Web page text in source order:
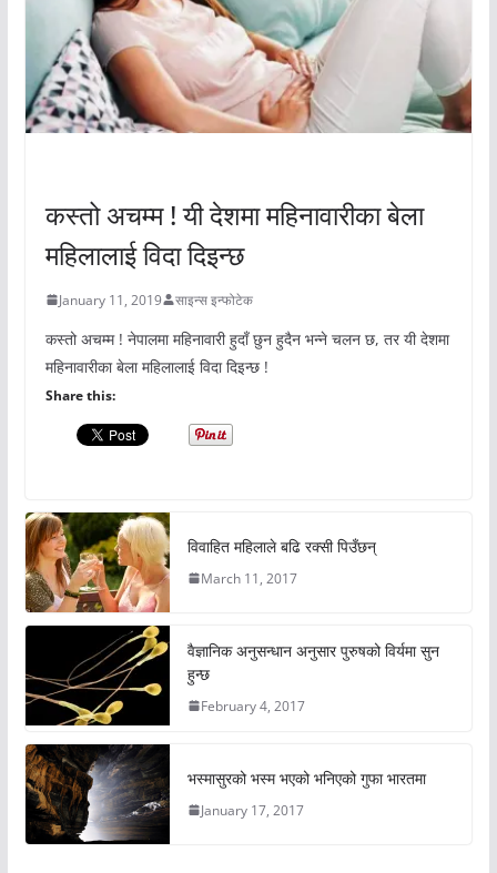
कस्तो अचम्म ! यी देशमा महिनावारीका बेला
महिलालाई विदा दिइन्छ
January 11, 2019 साइन्स इन्फोटेक
कस्तो अचम्म ! नेपालमा महिनावारी हुदाँ छुन हुदैन भन्ने चलन छ, तर यी देशमा
महिनावारीका बेला महिलालाई विदा दिइन्छ !
Share this:
विवाहित महिलाले बढि रक्सी पिउँछन्
March 11, 2017
वैज्ञानिक अनुसन्धान अनुसार पुरुषको विर्यमा सुन
हुन्छ
February 4, 2017
भस्मासुरको भस्म भएको भनिएको गुफा भारतमा
January 17, 2017